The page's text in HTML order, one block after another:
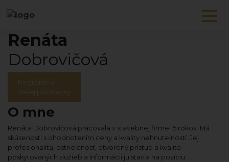
Renáta
Dobrovičová
Registrácia
Vašej požidavky
O mne
Renáta Dobrovičová pracovala v stavebnej firme 15 rokov. Má
skúsenosti s ohodnotením ceny a kvality nehnuteľností. Jej
profesionalita, ostrieľanosť, otvorený prístup a kvalita
poskytovaných služieb a informácií ju stavia na pozíciu